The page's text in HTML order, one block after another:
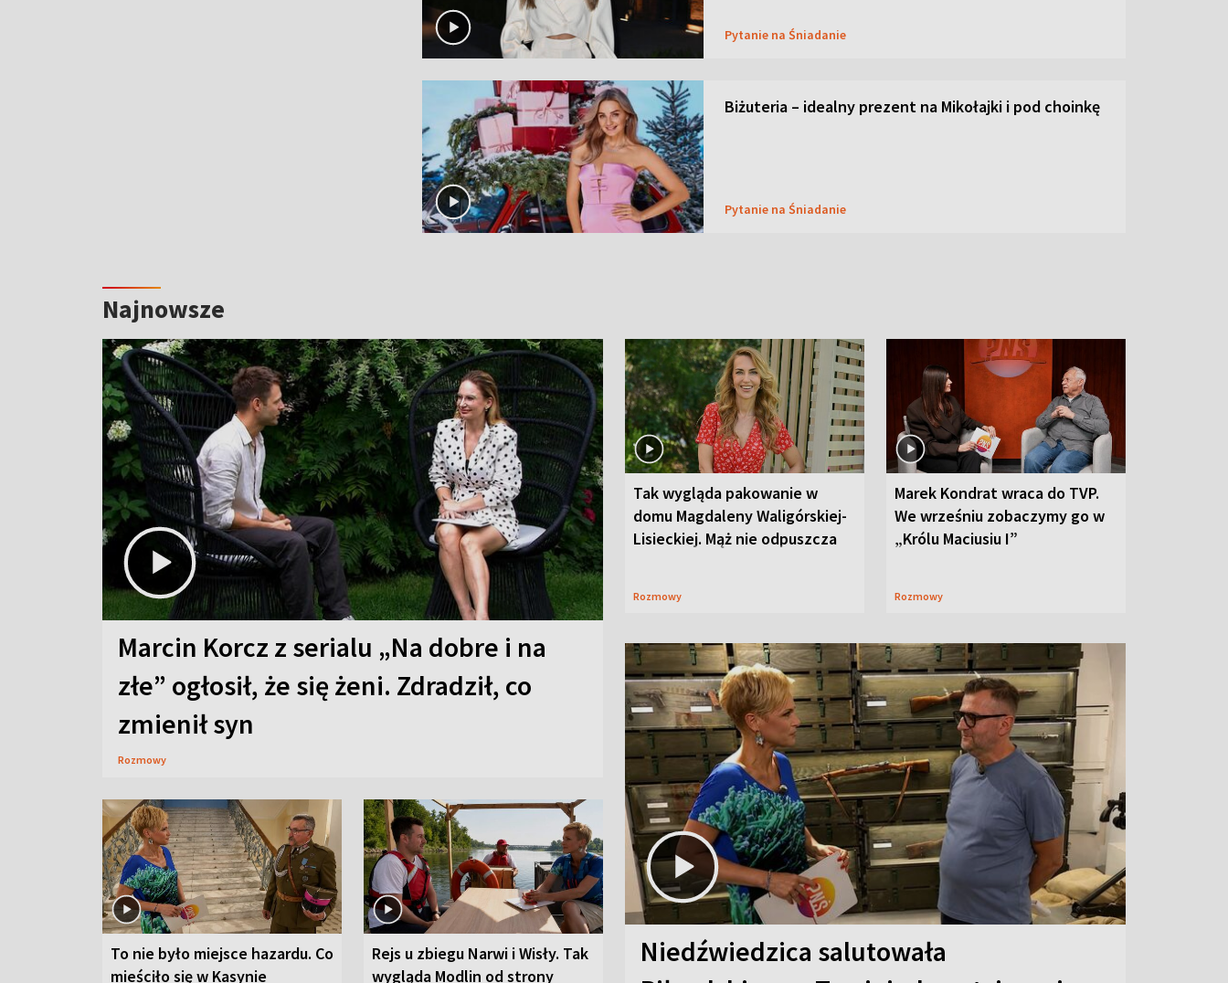
Pytanie na Śniadanie
Biżuteria – idealny prezent na Mikołajki i pod choinkę
Pytanie na Śniadanie
Najnowsze
Marcin Korcz z serialu „Na dobre i na
złe” ogłosił, że się żeni. Zdradził, co
zmienił syn
Rozmowy
Tak wygląda pakowanie w
domu Magdaleny Waligórskiej-
Lisieckiej. Mąż nie odpuszcza
Rozmowy
Marek Kondrat wraca do TVP.
We wrześniu zobaczymy go w
„Królu Maciusiu I”
Rozmowy
To nie było miejsce hazardu. Co
mieściło się w Kasynie
Rejs u zbiegu Narwi i Wisły. Tak
wygląda Modlin od strony
Niedźwiedzica salutowała